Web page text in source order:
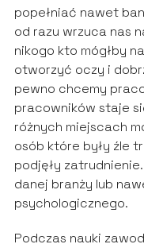
popełniać nawet
od razu wrzuca nas
nikogo kto mógłby
otworzyć oczy i
pewno chcemy
pracowników staje
różnych miejscach
osób które były źle
podjęły
danej branży lub
psychologicznego.
Podczas nauki